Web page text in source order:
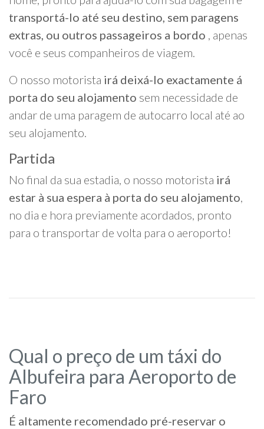
transportá-lo até seu destino, sem paragens
extras, ou outros passageiros a bordo , apenas
você e seus companheiros de viagem.
O nosso motorista irá deixá-lo exactamente á
porta do seu alojamento sem necessidade de
andar de uma paragem de autocarro local até ao
seu alojamento.
Partida
No final da sua estadia, o nosso motorista irá
estar à sua espera à porta do seu alojamento,
no dia e hora previamente acordados, pronto
para o transportar de volta para o aeroporto!
Qual o preço de um táxi do
Albufeira para Aeroporto de
Faro
É altamente recomendado pré-reservar o